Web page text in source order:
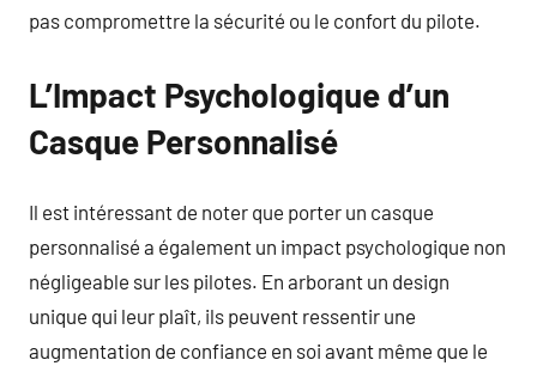
pas compromettre la sécurité ou le confort du pilote.
L’Impact Psychologique d’un
Casque Personnalisé
Il est intéressant de noter que porter un casque
personnalisé a également un impact psychologique non
négligeable sur les pilotes. En arborant un design
unique qui leur plaît, ils peuvent ressentir une
augmentation de confiance en soi avant même que le